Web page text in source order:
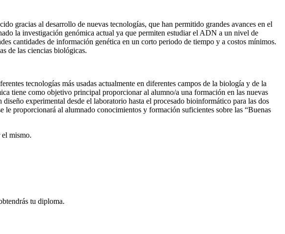
gracias al desarrollo de nuevas tecnologías, que han permitido grandes avances en el
la investigación genómica actual ya que permiten estudiar el ADN a un nivel de
cantidades de información genética en un corto periodo de tiempo y a costos mínimos.
de las ciencias biológicas.
tecnologías más usadas actualmente en diferentes campos de la biología y de la
tiene como objetivo principal proporcionar al alumno/a una formación en las nuevas
experimental desde el laboratorio hasta el procesado bioinformático para las dos
proporcionará al alumnado conocimientos y formación suficientes sobre las “Buenas
mismo.
tu diploma.